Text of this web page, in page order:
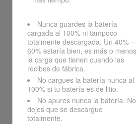
Nunca guardes la batería
cargada al 100% ni tampoco
totalmente descargada. Un 40% –
60% estaría bien, es más o menos
la carga que tienen cuando las
recibes de fábrica.
No cargues la batería nunca al
100% si tu batería es de litio.
No apures nunca la batería. No
dejes que se descargue
totalmente.